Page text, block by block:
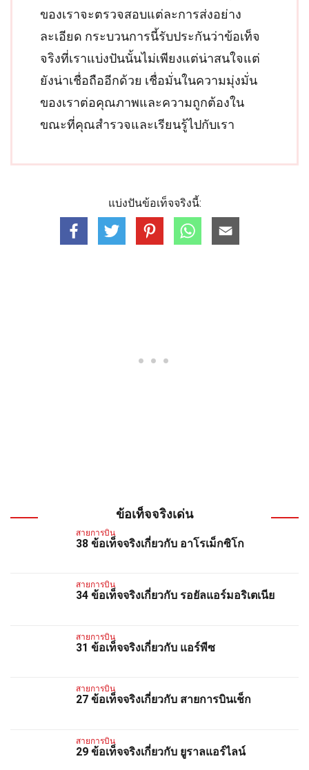
ของเราจะตรวจสอบแต่ละการส่งอย่าง
ละเอียด กระบวนการนี้รับประกันว่าข้อเท็จ
จริงที่เราแบ่งปันนั้นไม่เพียงแต่น่าสนใจแต่
ยังน่าเชื่อถืออีกด้วย เชื่อมั่นในความมุ่งมั่น
ของเราต่อคุณภาพและความถูกต้องใน
ขณะที่คุณสำรวจและเรียนรู้ไปกับเรา
แบ่งปันข้อเท็จจริงนี้:
ข้อเท็จจริงเด่น
สายการบิน
38 ข้อเท็จจริงเกี่ยวกับ อาโรเม็กซิโก
สายการบิน
34 ข้อเท็จจริงเกี่ยวกับ รอยัลแอร์มอริเตเนีย
สายการบิน
31 ข้อเท็จจริงเกี่ยวกับ แอร์พีซ
สายการบิน
27 ข้อเท็จจริงเกี่ยวกับ สายการบินเช็ก
สายการบิน
29 ข้อเท็จจริงเกี่ยวกับ ยูราลแอร์ไลน์